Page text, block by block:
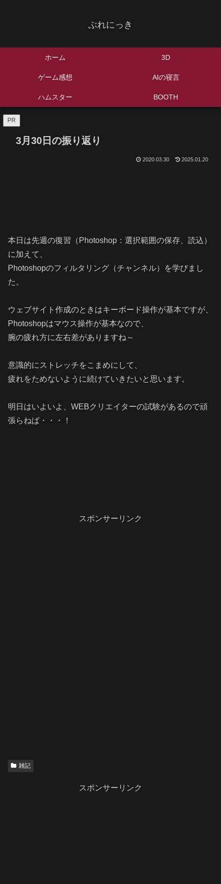
ぶれにっき
ホーム 3D
ゲーム感想 AIの寝言
ハムスター BOOTH
PR
3月30日の振り返り
2020.03.30 2025.01.20
本日は先週の復習（Photoshop：選択範囲の保存、読込）
に加えて、
Photoshopのフィルタリング（チャンネル）を学びまし
た。
ウェブサイト作成のときはキーボード操作が基本ですが、
Photoshopはマウス操作が基本なので、
腕の疲れ方に左右差がありますね～
意識的にストレッチをこまめにして、
疲れをためないように続けていきたいと思います。
明日はいよいよ、WEBクリエイターの試験があるので頑
張らねば・・・！
スポンサーリンク
雑記
スポンサーリンク